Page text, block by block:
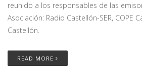
reunido a los responsables de las
Asociación: Radio Castellón-SER, COPE
Castellón.
READ MORE